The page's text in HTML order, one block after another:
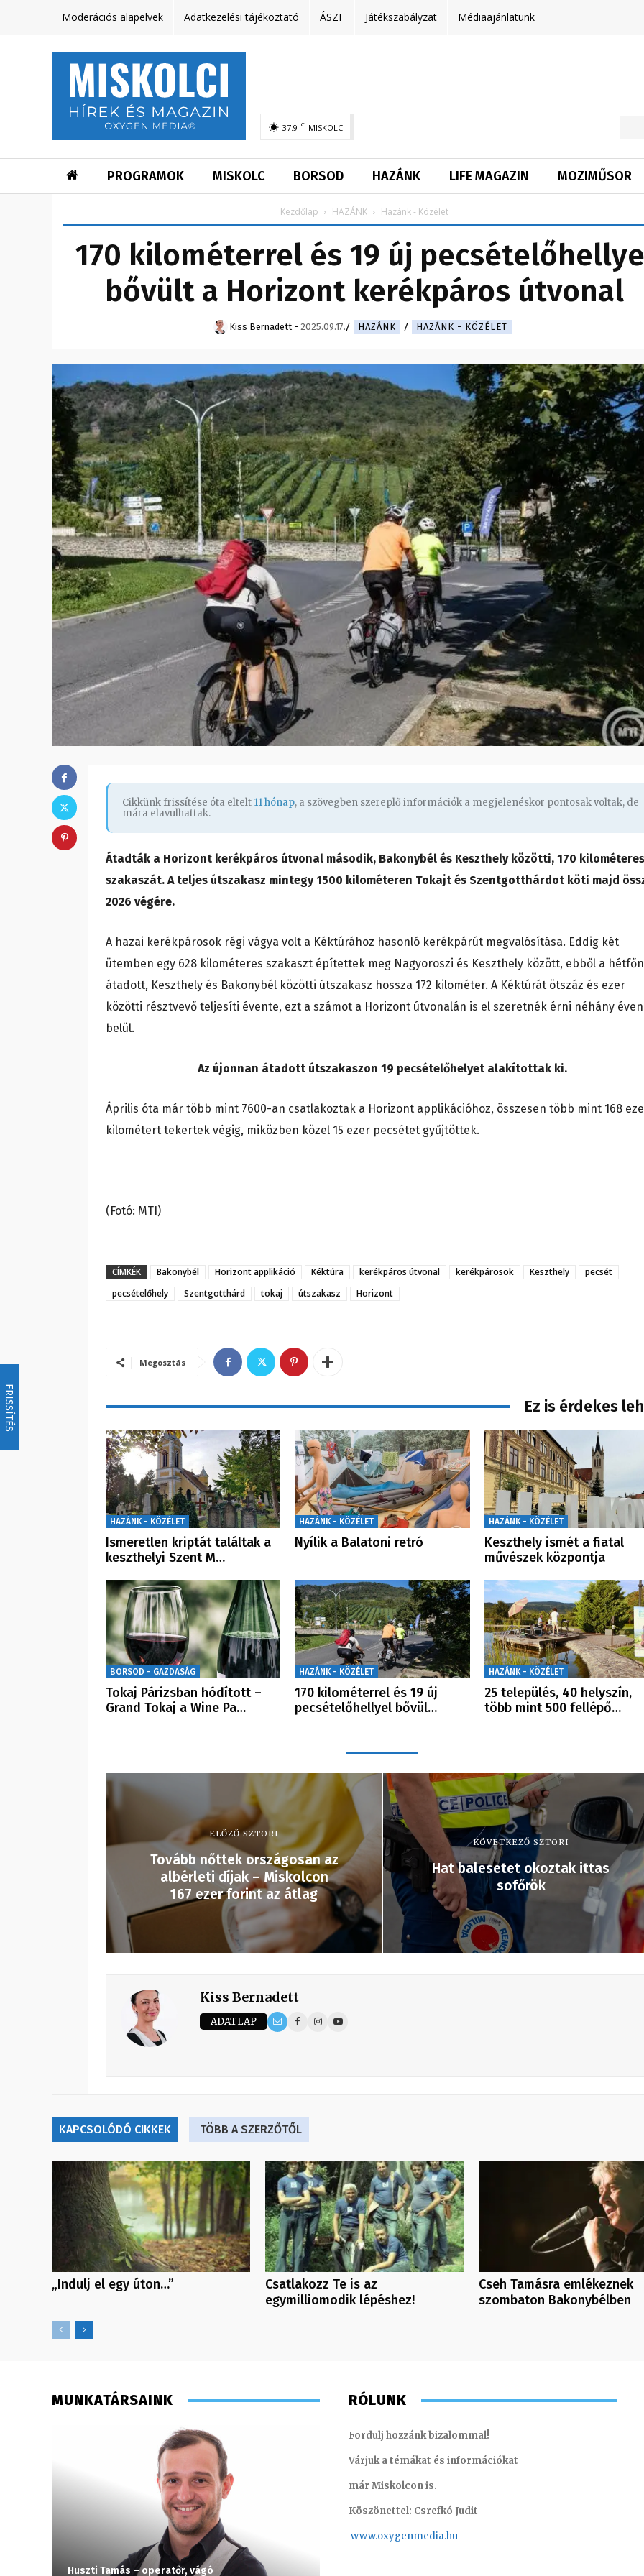
FRISSÍTÉS
Moderációs alapelvek Adatkezelési tájékoztató ÁSZF Játékszabályzat Médiaajánlatunk
37.9 C MISKOLC
PROGRAMOK MISKOLC BORSOD HAZÁNK LIFE MAGAZIN MOZIMŰSOR
Kezdőlap HAZÁNK Hazánk - Közélet
170 kilométerrel és 19 új
bővült a Horizont kerékpáros útvonal
Kiss Bernadett - 2025.09.17. HAZÁNK HAZÁNK - KÖZÉLET
Cikkünk frissítése óta eltelt 11 hónap, a szövegben szereplő információk a megjelenéskor pontosak voltak, de
mára elavulhattak.
Átadták a Horizont kerékpáros útvonal második, Bakonybél és Keszthely közötti, 170 kilométeres
szakaszát. A teljes útszakasz mintegy 1500 kilométeren Tokajt és Szentgotthárdot köti majd
2026 végére.
A hazai kerékpárosok régi vágya volt a Kéktúrához hasonló kerékpárút megvalósítása. Eddig két
ütemben egy 628 kilométeres szakaszt építettek meg Nagyoroszi és Keszthely között, ebből a hétfőn
átadott, Keszthely és Bakonybél közötti útszakasz hossza 172 kilométer. A Kéktúrát ötszáz és ezer
közötti résztvevő teljesíti évente, ezt a számot a Horizont útvonalán is el szeretnék érni néhány éven
belül.
Az újonnan átadott útszakaszon 19 pecsételőhelyet alakítottak ki.
Április óta már több mint 7600-an csatlakoztak a Horizont applikációhoz, összesen több mint 168
kilométert tekertek végig, miközben közel 15 ezer pecsétet gyűjtöttek.
(Fotó: MTI)
CÍMKÉK Bakonybél Horizont applikáció Kéktúra kerékpáros útvonal kerékpárosok Keszthely
pecsét
pecsételőhely
Szentgotthárd tokaj útszakasz Horizont
Megosztás
Ez is érdekes
HAZÁNK - KÖZÉLET
Ismeretlen kriptát találtak a
keszthelyi Szent M…
HAZÁNK - KÖZÉLET
Nyílik a Balatoni retró
HAZÁNK - KÖZÉLET
Keszthely ismét a fiatal
művészek központja
BORSOD - GAZDASÁG
Tokaj Párizsban hódított –
Grand Tokaj a Wine Pa…
HAZÁNK - KÖZÉLET
170 kilométerrel és 19 új
pecsételőhellyel bővül…
HAZÁNK - KÖZÉLET
25 település, 40 helyszín,
több mint 500 fellépő…
ELŐZŐ SZTORI
Tovább nőttek országosan az
albérleti díjak – Miskolcon
167 ezer forint az átlag
KÖVETKEZŐ SZTORI
Hat balesetet okoztak ittas
sofőrök
Kiss Bernadett
ADATLAP
KAPCSOLÓDÓ CIKKEK TÖBB A SZERZŐTŐL
„Indulj el egy úton…”
Csatlakozz Te is az
egymilliomodik lépéshez!
Cseh Tamásra emlékeznek
szombaton Bakonybélben
MUNKATÁRSAINK
Huszti Tamás – operatőr, vágó
RÓLUNK
Fordulj hozzánk bizalommal!
Várjuk a témákat és információkat
már Miskolcon is.
Köszönettel: Csrefkó Judit
www.oxygenmedia.hu